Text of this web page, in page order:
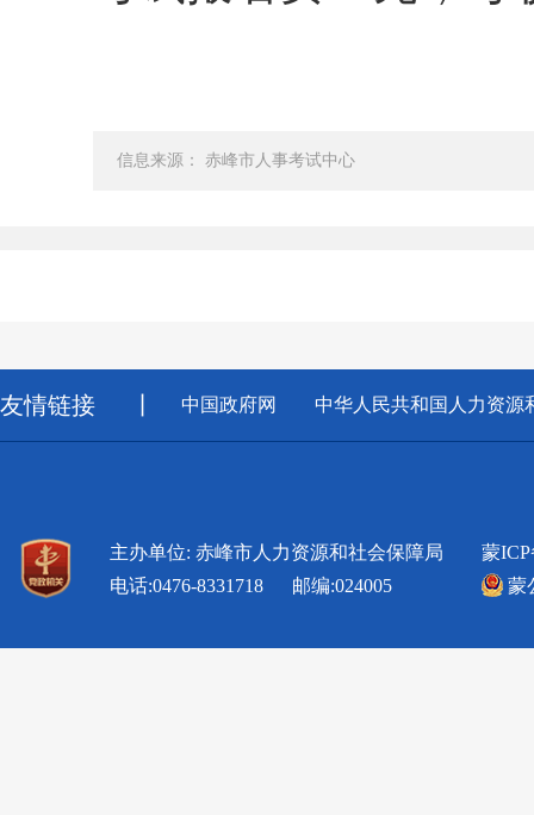
信息来源： 赤峰市人事考试中心
友情链接 中国政府网 中华人民共和国人力资源
主办单位: 赤峰市人力资源和社会保障局
电话:0476-8331718 邮编:024005
蒙ICP
蒙